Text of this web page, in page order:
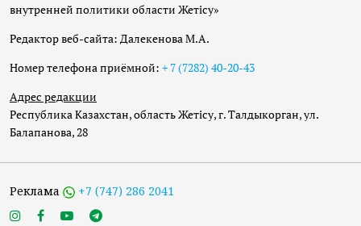
внутренней политики области Жетісу»
Редактор веб-сайта: Далекенова М.А.
Номер телефона приёмной: + 7 (7282) 40-20-43
Адрес редакции
Республика Казахстан, область Жетісу, г. Талдыкорган, ул.
Балапанова, 28
Реклама +7 (747) 286 2041